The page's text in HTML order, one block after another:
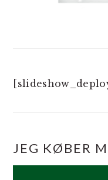
[slideshow_deploy
JEG KØBER